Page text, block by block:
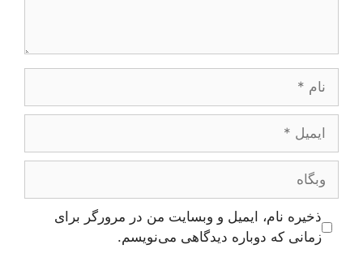
ایمیل
وبگاه
ذخیره نام، ایمیل و وبسایت من در مرورگر برای
زمانی که دوباره دیدگاهی می‌نویسم.